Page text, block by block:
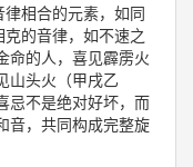
律相合的元素，如同
的音律，如不速之
命的人，喜见霹雳火
山头火（甲戌乙
忌不是绝对好坏，而
音，共同构成完整旋